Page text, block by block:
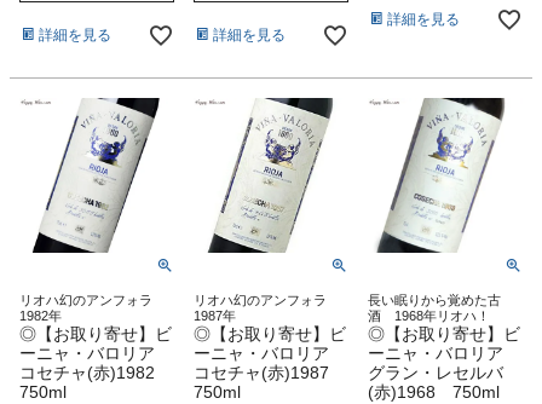
詳細を見る 詳細を見る
詳細を見る
リオハ幻のアンフォラ
1982年
◎【お取り寄せ】ビ
ーニャ・バロリア
コセチャ(赤)1982
750ml
リオハ幻のアンフォラ
1987年
◎【お取り寄せ】ビ
ーニャ・バロリア
コセチャ(赤)1987
750ml
長い眠りから覚めた古
酒 1968年リオハ！
◎【お取り寄せ】ビ
ーニャ・バロリア
グラン・レセルバ
(赤)1968 750ml